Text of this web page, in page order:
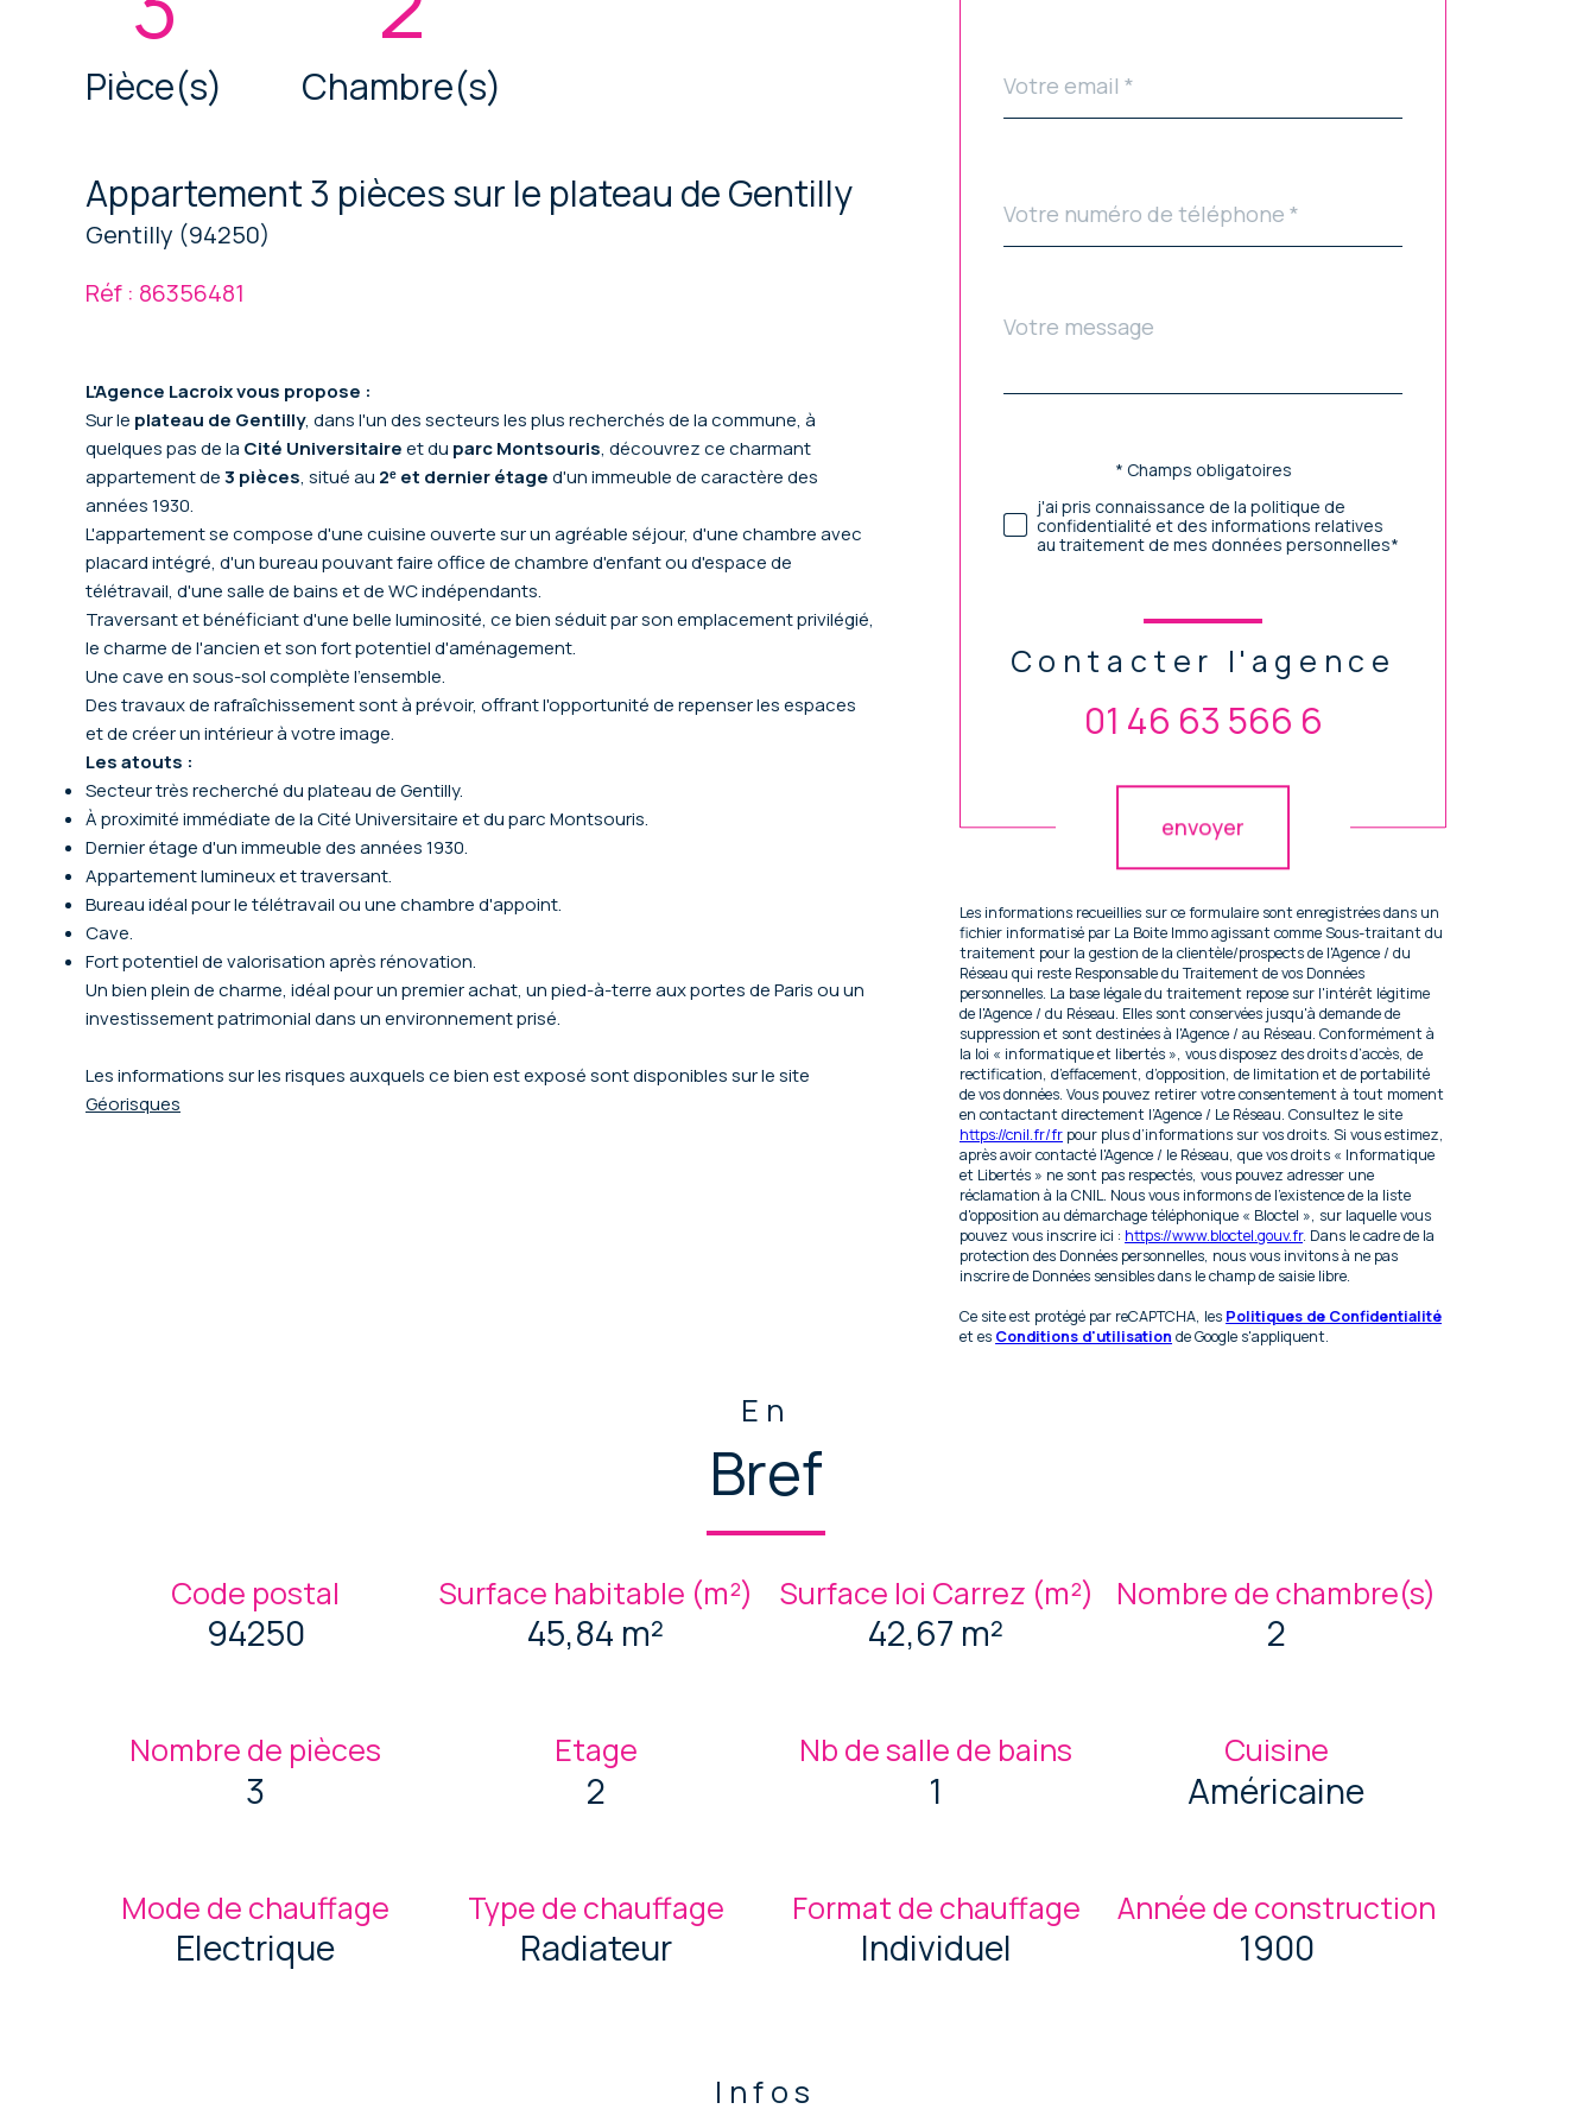
Pièce(s) Chambre(s)
Appartement 3 pièces sur le plateau de Gentilly
Gentilly (94250)
Réf : 86356481
L'Agence Lacroix vous propose :
Sur le plateau de Gentilly, dans l'un des secteurs les plus recherchés de la commune, à
quelques pas de la Cité Universitaire et du parc Montsouris, découvrez ce charmant
appartement de 3 pièces, situé au 2ᵉ et dernier étage d'un immeuble de caractère des
années 1930.
L'appartement se compose d'une cuisine ouverte sur un agréable séjour, d'une chambre avec
placard intégré, d'un bureau pouvant faire office de chambre d'enfant ou d'espace de
télétravail, d'une salle de bains et de WC indépendants.
Traversant et bénéficiant d'une belle luminosité, ce bien séduit par son emplacement privilégié,
le charme de l'ancien et son fort potentiel d'aménagement.
Une cave en sous-sol complète l'ensemble.
Des travaux de rafraîchissement sont à prévoir, offrant l'opportunité de repenser les espaces
et de créer un intérieur à votre image.
Les atouts :
Secteur très recherché du plateau de Gentilly.
À proximité immédiate de la Cité Universitaire et du parc Montsouris.
Dernier étage d'un immeuble des années 1930.
Appartement lumineux et traversant.
Bureau idéal pour le télétravail ou une chambre d'appoint.
Cave.
Fort potentiel de valorisation après rénovation.
Un bien plein de charme, idéal pour un premier achat, un pied-à-terre aux portes de Paris ou un
investissement patrimonial dans un environnement prisé.
Les informations sur les risques auxquels ce bien est exposé sont disponibles sur le site
Géorisques
*
*
Fieldset
défaut
Message
*
Validation* Champs obligatoires
j'ai pris connaissance de la politique de
confidentialité et des informations relatives
au traitement de mes données personnelles*
Contacter l'agence
01 46 63 566 6
envoyer
Les informations recueillies sur ce formulaire sont enregistrées dans un
fichier informatisé par La Boite Immo agissant comme Sous-traitant du
traitement pour la gestion de la clientèle/prospects de l'Agence / du
Réseau qui reste Responsable du Traitement de vos Données
personnelles. La base légale du traitement repose sur l'intérêt légitime
de l'Agence / du Réseau. Elles sont conservées jusqu'à demande de
suppression et sont destinées à l'Agence / au Réseau. Conformément à
la loi « informatique et libertés », vous disposez des droits d’accès, de
rectification, d’effacement, d’opposition, de limitation et de portabilité
de vos données. Vous pouvez retirer votre consentement à tout moment
en contactant directement l’Agence / Le Réseau. Consultez le site
https://cnil.fr/fr pour plus d’informations sur vos droits. Si vous estimez,
après avoir contacté l'Agence / le Réseau, que vos droits « Informatique
et Libertés » ne sont pas respectés, vous pouvez adresser une
réclamation à la CNIL. Nous vous informons de l’existence de la liste
d'opposition au démarchage téléphonique « Bloctel », sur laquelle vous
pouvez vous inscrire ici : https://www.bloctel.gouv.fr. Dans le cadre de la
protection des Données personnelles, nous vous invitons à ne pas
inscrire de Données sensibles dans le champ de saisie libre.
Ce site est protégé par reCAPTCHA, les Politiques de Confidentialité
et es Conditions d'utilisation de Google s'appliquent.
En
Bref
Code postal
94250
Surface habitable (m²)
45,84 m²
Surface loi Carrez (m²)
42,67 m²
Nombre de chambre(s)
2
Nombre de pièces
3
Etage
2
Nb de salle de bains
1
Cuisine
Américaine
Mode de chauffage
Electrique
Type de chauffage
Radiateur
Format de chauffage
Individuel
Année de construction
1900
Infos